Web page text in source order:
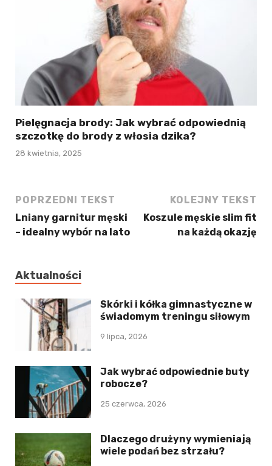
Pielęgnacja brody: Jak wybrać odpowiednią
szczotkę do brody z włosia dzika?
28 kwietnia, 2025
POPRZEDNI TEKST
Lniany garnitur męski
– idealny wybór na lato
KOLEJNY TEKST
Koszule męskie slim fit
na każdą okazję
Aktualności
Skórki i kółka gimnastyczne w
świadomym treningu siłowym
9 lipca, 2026
Jak wybrać odpowiednie buty
robocze?
25 czerwca, 2026
Dlaczego drużyny wymieniają
wiele podań bez strzału?